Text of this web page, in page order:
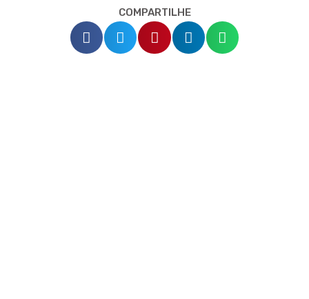
COMPARTILHE